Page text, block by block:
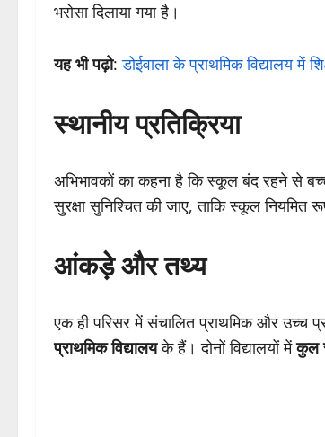
भरोसा दिलाया गया है।
यह भी पढ़ो:डोईवाला के प्राथमिक विद्यालय में
स्थानीय प्रतिक्रिया
अभिभावकों का कहना है कि स्कूल बंद रहने से
सुरक्षा सुनिश्चित की जाए, ताकि स्कूल
आंकड़े और तथ्य
एक ही परिसर में संचालित प्राथमिक और उच्च
प्राथमिक विद्यालयके हैं। दोनों विद्यालयों मेंकुल